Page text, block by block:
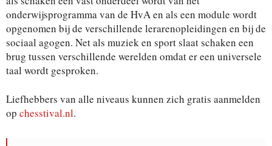
onderwijsprogramma van de HvA en als een module wordt
opgenomen bij de verschillende lerarenopleidingen en bij de
sociaal agogen. Net als muziek en sport slaat schaken een
brug tussen verschillende werelden omdat er een universele
taal wordt gesproken.
Liefhebbers van alle niveaus kunnen zich gratis aanmelden
op chesstival.nl.